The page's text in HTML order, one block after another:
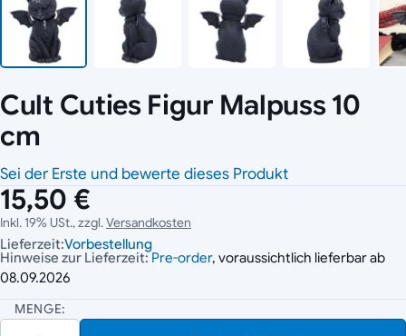
Cult Cuties Figur Malpuss 10
cm
Sei der Erste und bewerte dieses Produkt
15,50 €
Inkl. 19% USt., zzgl.Versandkosten
Lieferzeit:Vorbestellung
Hinweise zur Lieferzeit: Pre-order, voraussichtlich lieferbar ab
08.09.2026
MENGE: